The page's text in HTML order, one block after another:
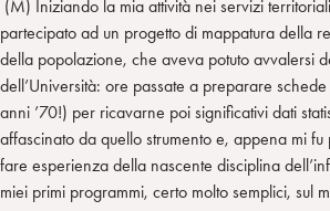
(M) Iniziando la mia attività nei servizi
partecipato ad un progetto di mappatura della
della popolazione, che aveva potuto avvalersi
dell’Università: ore passate a preparare
anni ’70!) per ricavarne poi significativi dati
affascinato da quello strumento e, appena mi
fare esperienza della nascente disciplina
miei primi programmi, certo molto semplici, sul